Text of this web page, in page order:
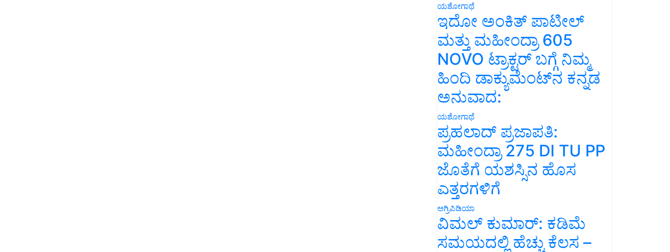
ಯಶೋಗಾಥೆ
ಇದೋ ಅಂಕಿತ್ ಪಾಟೀಲ್
ಮತ್ತು ಮಹೀಂದ್ರಾ 605
NOVO ಟ್ರಾಕ್ಟರ್ ಬಗ್ಗೆ ನಿಮ್ಮ
ಹಿಂದಿ ಡಾಕ್ಯುಮೆಂಟ್‌ನ ಕನ್ನಡ
ಅನುವಾದ:
ಯಶೋಗಾಥೆ
ಪ್ರಹಲಾದ್ ಪ್ರಜಾಪತಿ:
ಮಹೀಂದ್ರಾ 275 DI TU PP
ಜೊತೆಗೆ ಯಶಸ್ಸಿನ ಹೊಸ
ಎತ್ತರಗಳಿಗೆ
ಅಗ್ರಿಪಿಡಿಯಾ
ವಿಮಲ್ ಕುಮಾರ್: ಕಡಿಮೆ
ಸಮಯದಲ್ಲಿ ಹೆಚ್ಚು ಕೆಲಸ –